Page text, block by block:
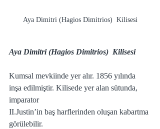
Aya Dimitri (Hagios Dimitrios)  Kilisesi
Aya Dimitri (Hagios Dimitrios)  Kilisesi
Kumsal mevkiinde yer alır. 1856 yılında
inşa edilmiştir. Kilisede yer alan sütunda,
imparator
II.Justin’in baş harflerinden oluşan kabartma
görülebilir.